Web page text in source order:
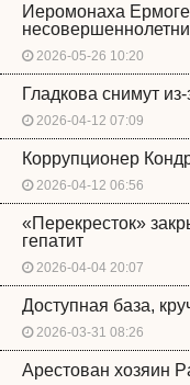
Иеромонаха
2026-05-26 10:20
Гладкова снимут
2026-04-12 07:09
Коррупционер
2026-04-12 06:56
«Перекресток»
гепатит
2026-04-04 20:07
Доступная база,
2026-03-31 08:26
Арестован хозяин